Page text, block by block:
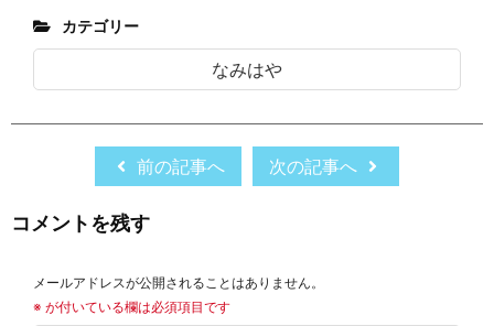
カテゴリー
なみはや
前の記事へ 次の記事へ
コメントを残す
メールアドレスが公開されることはありません。
※ が付いている欄は必須項目です